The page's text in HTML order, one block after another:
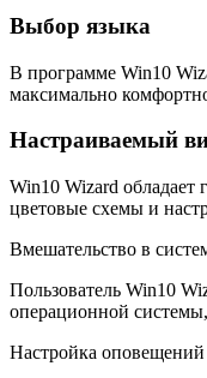
Выбор языка
В программе Win10
максимально
Настраиваемый
Win10 Wizard
цветовые схемы и
Вмешательство в
Пользователь Win10
операционной
Настройка оповещений